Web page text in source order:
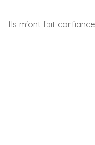
Ils m'ont fait confiance